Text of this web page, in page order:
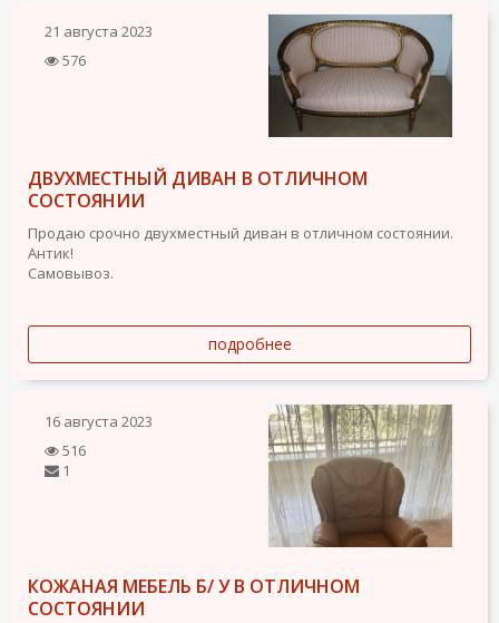
21 августа 2023
576
ДВУХМЕСТНЫЙ ДИВАН В ОТЛИЧНОМ
СОСТОЯНИИ
Продаю срочно двухместный диван в отличном состоянии.
Антик!
Самовывоз.
подробнее
16 августа 2023
516
1
КОЖАНАЯ МЕБЕЛЬ Б/ У В ОТЛИЧНОМ
СОСТОЯНИИ